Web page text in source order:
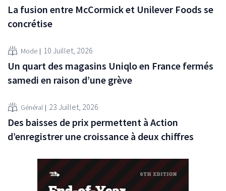
La fusion entre McCormick et Unilever Foods se
concrétise
Mode 10 Juillet, 2026
Un quart des magasins Uniqlo en France fermés
samedi en raison d’une grève
Général 23 Juillet, 2026
Des baisses de prix permettent à Action
d’enregistrer une croissance à deux chiffres